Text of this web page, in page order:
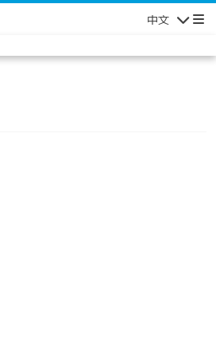
中文